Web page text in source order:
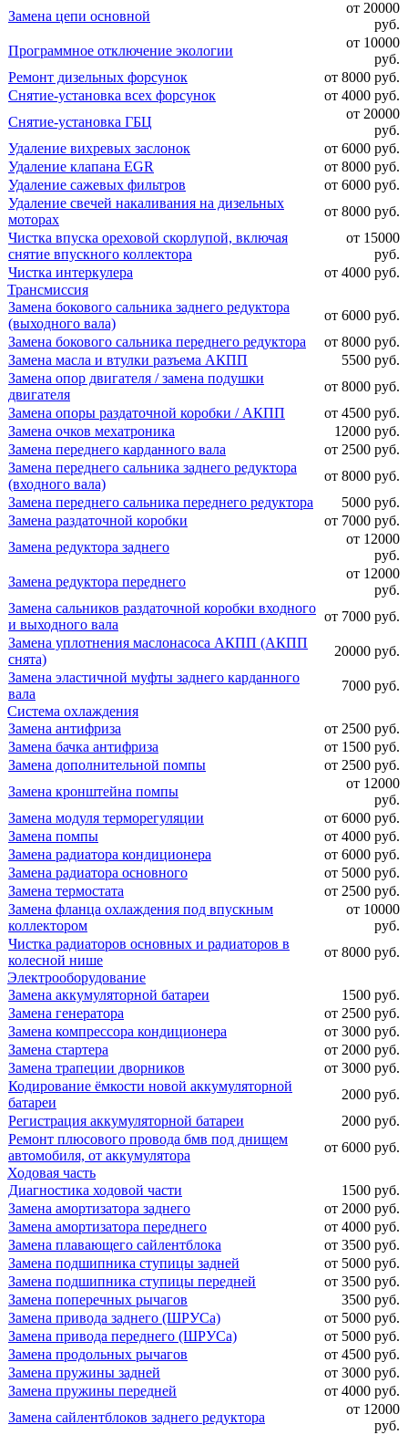
Замена цепи основной
от 20000
руб.
Программное отключение экологии
от 10000
руб.
Ремонт дизельных форсунок
от 8000 руб.
Снятие-установка всех форсунок
от 4000 руб.
Снятие-установка ГБЦ
от 20000
руб.
Удаление вихревых заслонок
от 6000 руб.
Удаление клапана EGR
от 8000 руб.
Удаление сажевых фильтров
от 6000 руб.
Удаление свечей накаливания на дизельных
моторах
от 8000 руб.
Чистка впуска ореховой скорлупой, включая
снятие впускного коллектора
от 15000
руб.
Чистка интеркулера
от 4000 руб.
Трансмиссия
Замена бокового сальника заднего редуктора
(выходного вала)
от 6000 руб.
Замена бокового сальника переднего редуктора
от 8000 руб.
Замена масла и втулки разъема АКПП
5500 руб.
Замена опор двигателя / замена подушки
двигателя
от 8000 руб.
Замена опоры раздаточной коробки / АКПП
от 4500 руб.
Замена очков мехатроника
12000 руб.
Замена переднего карданного вала
от 2500 руб.
Замена переднего сальника заднего редуктора
(входного вала)
от 8000 руб.
Замена переднего сальника переднего редуктора
5000 руб.
Замена раздаточной коробки
от 7000 руб.
Замена редуктора заднего
от 12000
руб.
Замена редуктора переднего
от 12000
руб.
Замена сальников раздаточной коробки входного
и выходного вала
от 7000 руб.
Замена уплотнения маслонасоса АКПП (АКПП
снята)
20000 руб.
Замена эластичной муфты заднего карданного
вала
7000 руб.
Система охлаждения
Замена антифриза
от 2500 руб.
Замена бачка антифриза
от 1500 руб.
Замена дополнительной помпы
от 2500 руб.
Замена кронштейна помпы
от 12000
руб.
Замена модуля терморегуляции
от 6000 руб.
Замена помпы
от 4000 руб.
Замена радиатора кондиционера
от 6000 руб.
Замена радиатора основного
от 5000 руб.
Замена термостата
от 2500 руб.
Замена фланца охлаждения под впускным
коллектором
от 10000
руб.
Чистка радиаторов основных и радиаторов в
колесной нише
от 8000 руб.
Электрооборудование
Замена аккумуляторной батареи
1500 руб.
Замена генератора
от 2500 руб.
Замена компрессора кондиционера
от 3000 руб.
Замена стартера
от 2000 руб.
Замена трапеции дворников
от 3000 руб.
Кодирование ёмкости новой аккумуляторной
батареи
2000 руб.
Регистрация аккумуляторной батареи
2000 руб.
Ремонт плюсового провода бмв под днищем
автомобиля, от аккумулятора
от 6000 руб.
Ходовая часть
Диагностика ходовой части
1500 руб.
Замена амортизатора заднего
от 2000 руб.
Замена амортизатора переднего
от 4000 руб.
Замена плавающего сайлентблока
от 3500 руб.
Замена подшипника ступицы задней
от 5000 руб.
Замена подшипника ступицы передней
от 3500 руб.
Замена поперечных рычагов
3500 руб.
Замена привода заднего (ШРУСа)
от 5000 руб.
Замена привода переднего (ШРУСа)
от 5000 руб.
Замена продольных рычагов
от 4500 руб.
Замена пружины задней
от 3000 руб.
Замена пружины передней
от 4000 руб.
Замена сайлентблоков заднего редуктора
от 12000
руб.